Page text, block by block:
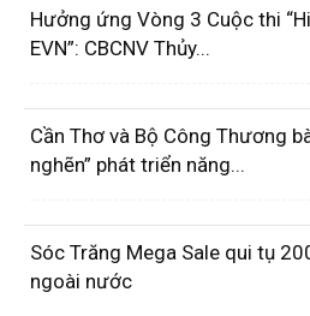
Hưởng ứng Vòng 3 Cuộc thi
EVN”: CBCNV Thủy...
Cần Thơ và Bộ Công Thương
nghẽn” phát triển năng...
Sóc Trăng Mega Sale qui tụ
ngoài nước